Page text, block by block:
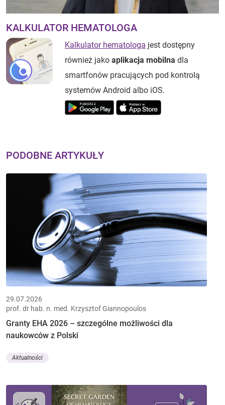
KALKULATOR HEMATOLOGA
Kalkulator hematologa jest dostępny
również jako aplikacja mobilna dla
smartfonów pracujących pod kontrolą
systemów Android albo iOS.
PODOBNE ARTYKUŁY
29.07.2026
prof. dr hab. n. med. Krzysztof Giannopoulos
Granty EHA 2026 – szczególne możliwości dla
naukowców z Polski
Aktualności